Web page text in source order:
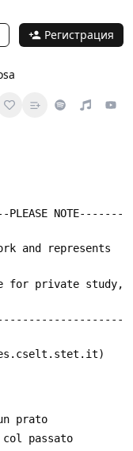
Регистрация
NOTE-------
prato
passato